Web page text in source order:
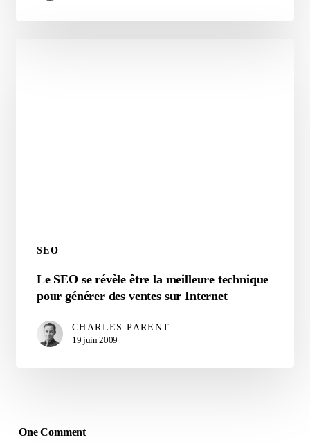
SEO
révèle
Le SEO se révèle être la meilleure technique
pour générer des ventes sur Internet
CHARLES PARENT
19 juin 2009
One Comment